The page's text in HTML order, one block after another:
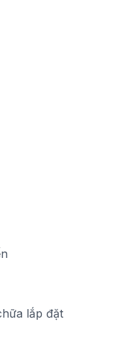
lắp đặt